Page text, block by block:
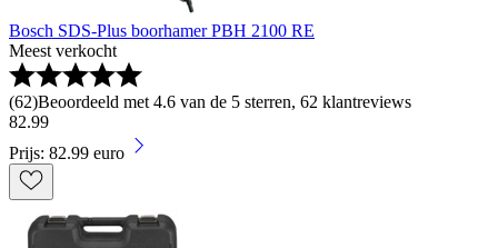
Bosch SDS-Plus boorhamer PBH 2100 RE
Meest verkocht
(62)Beoordeeld met 4.6 van de 5 sterren, 62 klantreviews
82.99
Prijs: 82.99 euro